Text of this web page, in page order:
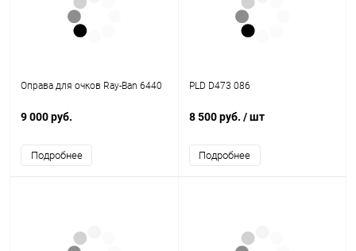
Оправа для очков Ray-Ban 6440
9 000 руб.
Подробнее
PLD D473 086
8 500 руб. / шт
Подробнее